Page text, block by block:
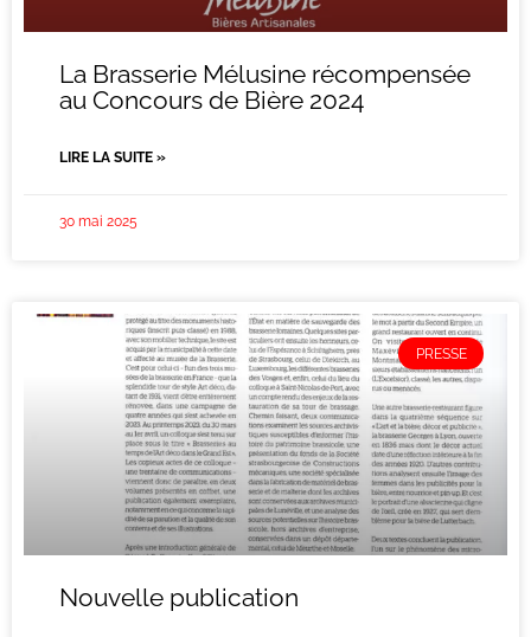
La Brasserie Mélusine récompensée
au Concours de Bière 2024
LIRE LA SUITE »
30 mai 2025
PRESSE
Nouvelle publication